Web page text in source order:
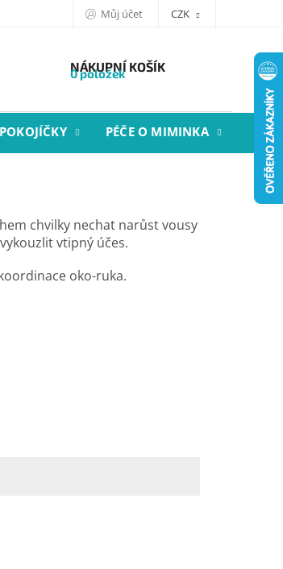
Můj účet CZK
NÁKUPNÍ KOŠÍK
0 položek
PÉČE O MIMINKA
chvilky nechat narůst vousy
vtipný účes.
oko-ruka.